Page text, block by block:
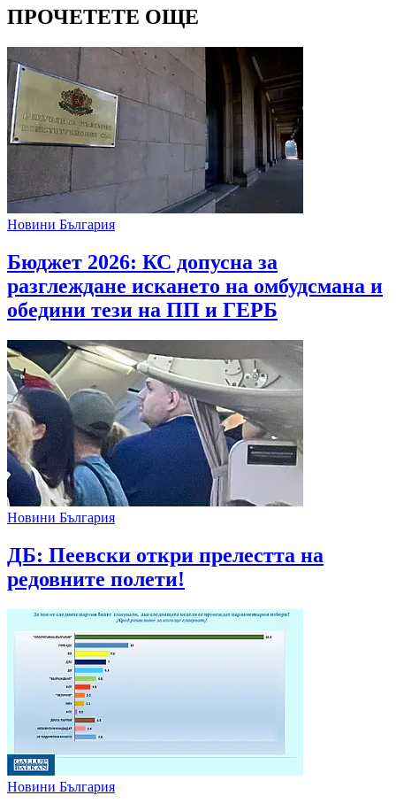
ПРОЧЕТЕТЕ ОЩЕ
Новини България
Бюджет 2026: КС допусна за
разглеждане искането на омбудсмана и
обедини тези на ПП и ГЕРБ
Новини България
ДБ: Пеевски откри прелестта на
редовните полети!
Новини България